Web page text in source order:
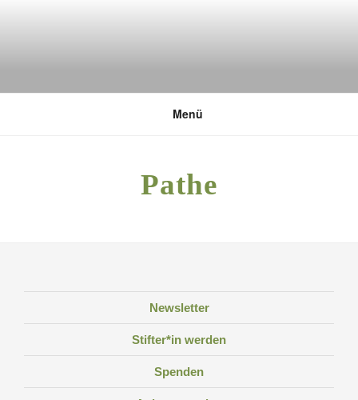
DEUTSCHE UMWELTSTIFTUNG
Menü
Pathe
Newsletter
Stifter*in werden
Spenden